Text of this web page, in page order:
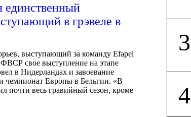
единственный
в грэвеле в
выступающий за команду Efapel
свое выступление на этапе
в Нидерландах и завоевание
чемпионат Европы в Бельгии. «В
почти весь гравийный сезон, кроме
3
4